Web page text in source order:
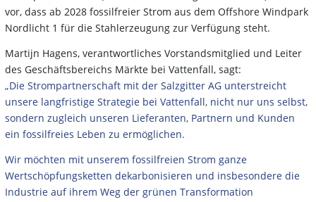
vor, dass ab 2028 fossilfreier Strom aus dem Offshore Windpark
Nordlicht 1 für die Stahlerzeugung zur Verfügung steht.
Martijn Hagens, verantwortliches Vorstandsmitglied und Leiter
des Geschäftsbereichs Märkte bei Vattenfall, sagt:
„Die Strompartnerschaft mit der Salzgitter AG unterstreicht
unsere langfristige Strategie bei Vattenfall, nicht nur uns selbst,
sondern zugleich unseren Lieferanten, Partnern und Kunden
ein fossilfreies Leben zu ermöglichen.
Wir möchten mit unserem fossilfreien Strom ganze
Wertschöpfungsketten dekarbonisieren und insbesondere die
Industrie auf ihrem Weg der grünen Transformation